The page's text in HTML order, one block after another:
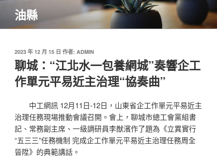
主
油縣
發
佈
於
2023 年 12 月 15 日 作者: ADMIN
聊城：“江北水一包養網城”奏響企工
作單元平易近主治理“協奏曲”
中工網訊 12月11日-12日，山東省企工作單元平易近主
治理任務現場推動會議召開。會上，聊城市總工會黨組書
記、常務副主席、一級調研員李猷濱作了題為《立異實行
“五三三”任務機制 完成企工作單元平易近主治理任務周全
晉陞》的典範講話。